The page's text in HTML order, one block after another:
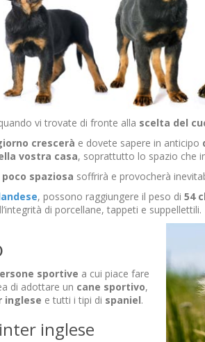
vi trovate di fronte alla scelta del
crescerà e dovete sapere in anticipo
vostra casa, soprattutto lo spazio che
poco spaziosa soffrirà e provocherà
, possono raggiungere il peso di 54
di porcellane, tappeti e suppellettili.
sportive a cui piace fare
di adottare un cane sportivo,
inglese e tutti i tipi di spaniel.
inglese